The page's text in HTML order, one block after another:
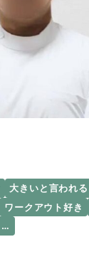
大きいと言われる
ワークアウト好き
…